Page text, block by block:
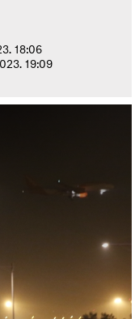
18:06
19:09